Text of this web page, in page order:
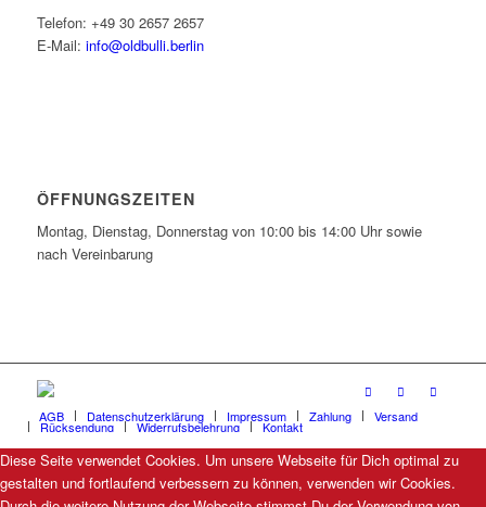
Telefon: +49 30 2657 2657
E-Mail: info@oldbulli.berlin
ÖFFNUNGSZEITEN
Montag, Dienstag, Donnerstag von 10:00 bis 14:00 Uhr sowie
nach Vereinbarung
AGB Datenschutzerklärung Impressum Zahlung Versand
Rücksendung Widerrufsbelehrung Kontakt
Diese Seite verwendet Cookies. Um unsere Webseite für Dich optimal zu
gestalten und fortlaufend verbessern zu können, verwenden wir Cookies.